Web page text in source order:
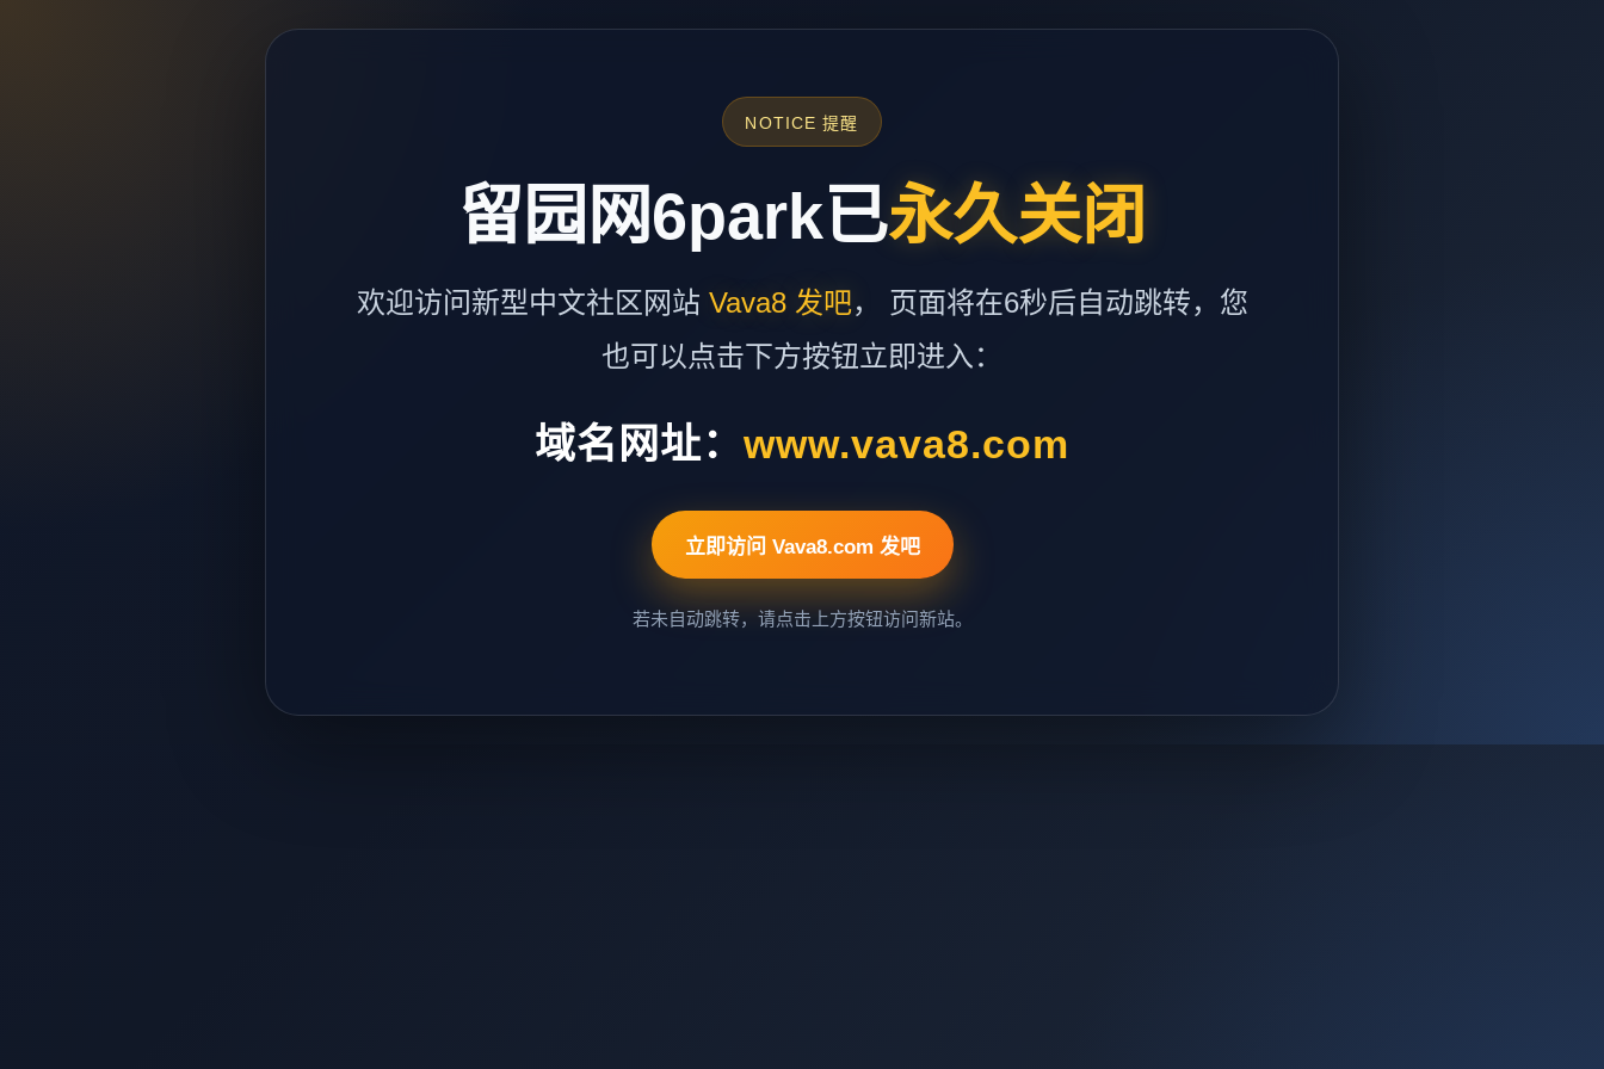
NOTICE 提醒
留园网6park已永久关闭
欢迎访问新型中文社区网站 Vava8 发吧， 页面将在6秒后自动跳转，您
也可以点击下方按钮立即进入：
域名网址： www.vava8.com
立即访问 Vava8.com 发吧
若未自动跳转，请点击上方按钮访问新站。